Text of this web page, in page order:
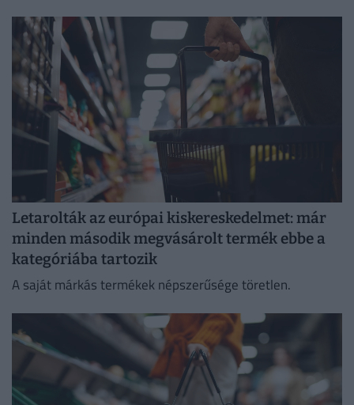
Letarolták az európai kiskereskedelmet: már
minden második megvásárolt termék ebbe a
kategóriába tartozik
A saját márkás termékek népszerűsége töretlen.